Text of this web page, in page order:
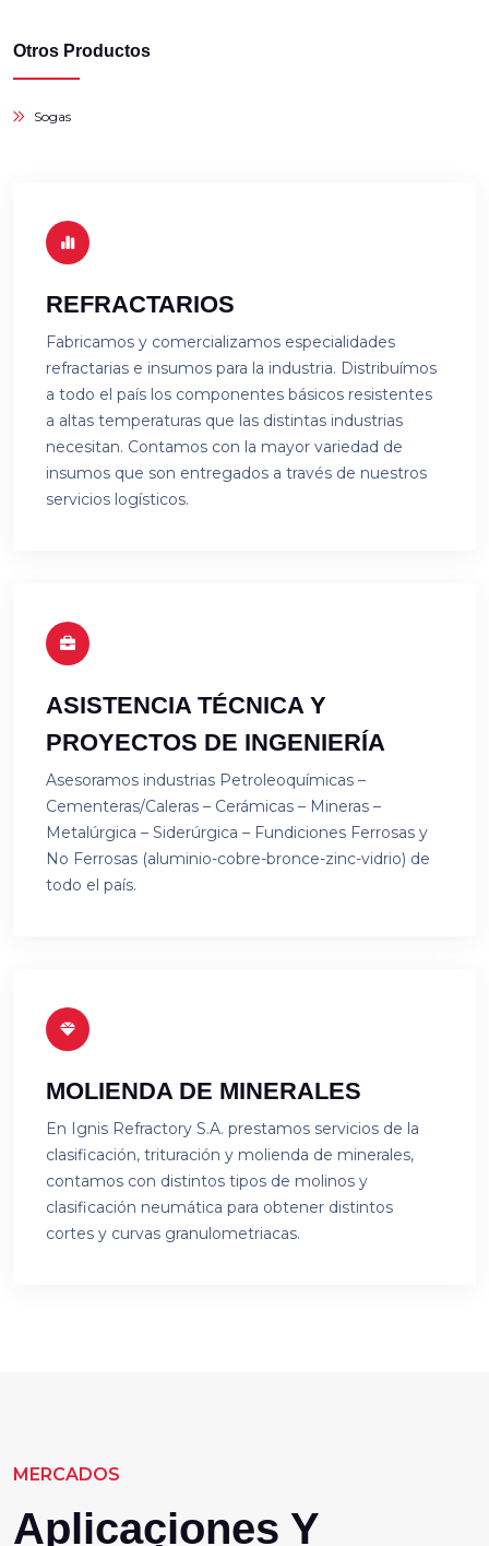
Otros Productos
Sogas
REFRACTARIOS
Fabricamos y comercializamos especialidades
refractarias e insumos para la industria. Distribuímos
a todo el país los componentes básicos resistentes
a altas temperaturas que las distintas industrias
necesitan. Contamos con la mayor variedad de
insumos que son entregados a través de nuestros
servicios logísticos.
ASISTENCIA TÉCNICA Y
PROYECTOS DE INGENIERÍA
Asesoramos industrias Petroleoquí­micas –
Cementeras/Caleras – Cerámicas – Miner­as –
Metalúrgica – Siderúrgica – Fundiciones Ferrosas y
No Ferrosas (aluminio-cobre-bronce-zinc-vidrio) de
todo el país.
MOLIENDA DE MINERALES
En Ignis Refractory S.A. prestamos servicios de la
clasificación, trituración y molienda de minerales,
contamos con distintos tipos de molinos y
clasificación neumática para obtener distintos
cortes y curvas granulometriacas.
MERCADOS
Aplicaciones Y